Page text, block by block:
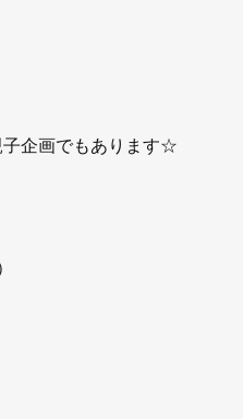
企画でもあります☆